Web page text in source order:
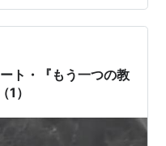
ト・『もう一つの教
）